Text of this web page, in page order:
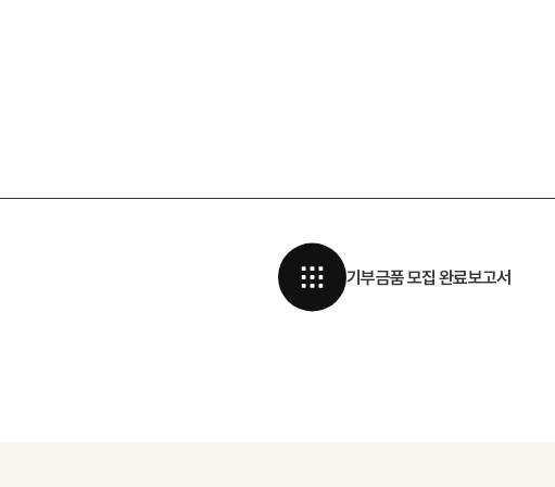
기부금품 모집 완료보고서